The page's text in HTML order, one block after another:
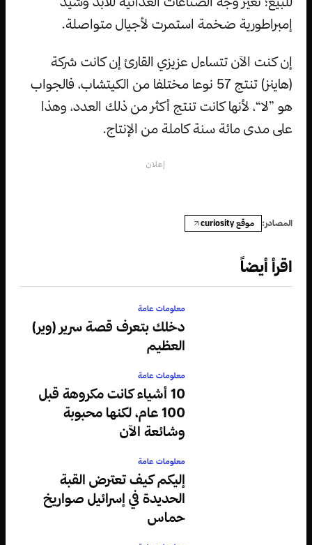
إمبراطورية ضخمة استمرت لأجيال متواصلة.
إن كنت الآن تتساءل عزيزي القارئ إن كانت شركة
(هاينز) تنتج 57 نوعا مختلفا من الكيتشاب، فالجواب
هو ”لا“، لأنها كانت تنتج أكثر من ذلك العدد، وهذا
على مدى مائة سنة كاملة من الإنتاج.
إعلان
المصادر: موقع curiosity
اقرأ أيضاً
معلومات عامة
دخلك بتعرف قصة سرير (وير)
العظيم
معلومات عامة
10 أشياء كانت مكروهة قبل
100 عام، لكنها محبوبة
وشائعة الآن
معلومات عامة
إليكم كيف تعترض القبة
الحديدة في إسرائيل صواريخ
حماس